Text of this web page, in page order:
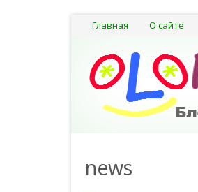
Главная О сайте
news